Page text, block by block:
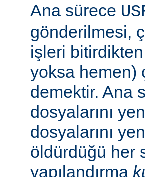
Ana sürece
gönderilmesi,
işleri
yoksa hemen)
demektir. Ana
dosyalarını
dosyalarını
öldürdüğü her
yapılandırma